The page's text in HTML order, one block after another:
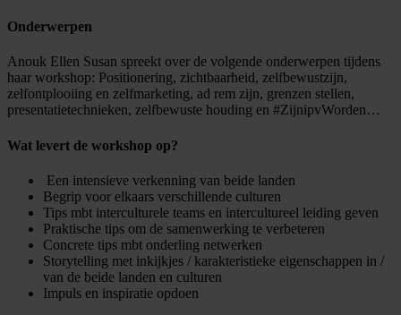
Onderwerpen
Anouk Ellen Susan spreekt over de volgende onderwerpen tijdens
haar workshop: Positionering, zichtbaarheid, zelfbewustzijn,
zelfontplooiing en zelfmarketing, ad rem zijn, grenzen stellen,
presentatietechnieken, zelfbewuste houding en #ZijnipvWorden…
Wat levert de workshop op?
Een intensieve verkenning van beide landen
Begrip voor elkaars verschillende culturen
Tips mbt interculturele teams en intercultureel leiding geven
Praktische tips om de samenwerking te verbeteren
Concrete tips mbt onderling netwerken
Storytelling met inkijkjes / karakteristieke eigenschappen in /
van de beide landen en culturen
Impuls en inspiratie opdoen